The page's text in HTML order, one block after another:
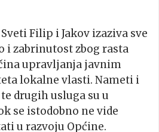
Filip i Jakov izaziva sve
i zabrinutost zbog rasta
upravljanja javnim
lokalne vlasti. Nameti i
drugih usluga su u
se istodobno ne vide
u razvoju Općine.